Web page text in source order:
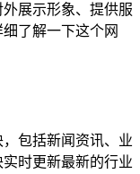
展示形象、提供服
了解一下这个网
包括新闻资讯、业
时更新最新的行业